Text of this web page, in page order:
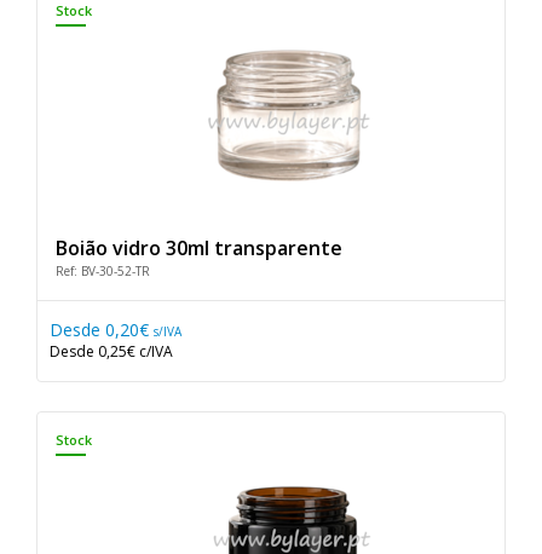
Stock
Boião vidro 30ml transparente
Ref: BV-30-52-TR
Desde 0,20€ s/IVA
Desde 0,25€ c/IVA
Stock